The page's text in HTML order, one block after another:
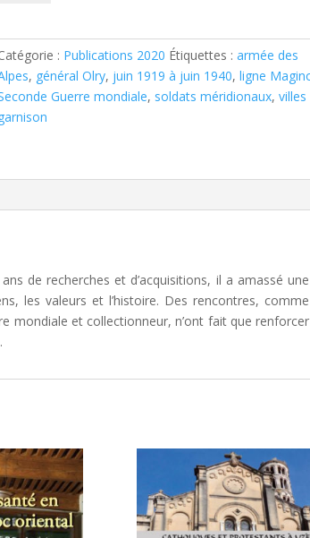
Des
soldats
: Publications 2020 Étiquettes :armée des
, général Olry, juin 1919 à juin 1940,ligne
Guerre mondiale, soldats méridionaux,villes
de recherches et d’acquisitions, il a amassé une
les valeurs et l’histoire. Des rencontres, comme
mondiale et collectionneur, n’ont fait que renforcer